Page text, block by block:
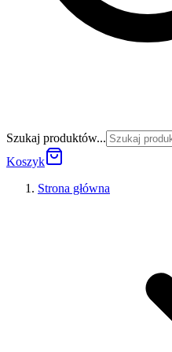
Szukaj produktów...
Koszyk
Strona główna